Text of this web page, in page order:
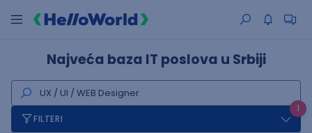
Najveća baza IT poslova u Srbiji
1
FILTERI